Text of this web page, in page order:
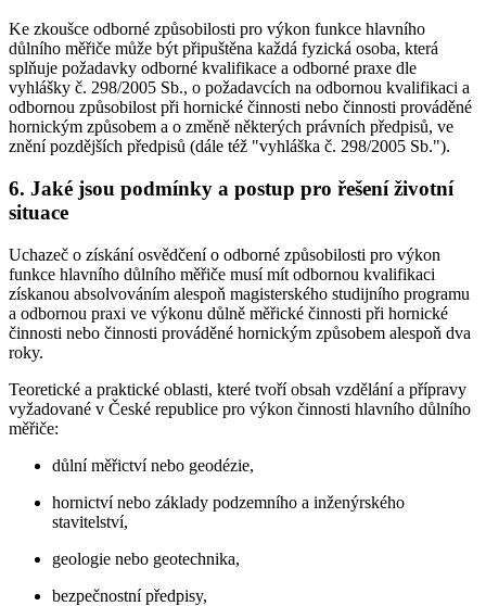
Ke zkoušce odborné způsobilosti pro výkon funkce hlavního
důlního měřiče může být připuštěna každá fyzická osoba, která
splňuje požadavky odborné kvalifikace a odborné praxe dle
vyhlášky č. 298/2005 Sb., o požadavcích na odbornou kvalifikaci a
odbornou způsobilost při hornické činnosti nebo činnosti prováděné
hornickým způsobem a o změně některých právních předpisů, ve
znění pozdějších předpisů (dále též "vyhláška č. 298/2005 Sb.").
6. Jaké jsou podmínky a postup pro řešení životní
situace
Uchazeč o získání osvědčení o odborné způsobilosti pro výkon
funkce hlavního důlního měřiče musí mít odbornou kvalifikaci
získanou absolvováním alespoň magisterského studijního programu
a odbornou praxi ve výkonu důlně měřické činnosti při hornické
činnosti nebo činnosti prováděné hornickým způsobem alespoň dva
roky.
Teoretické a praktické oblasti, které tvoří obsah vzdělání a přípravy
vyžadované v České republice pro výkon činnosti hlavního důlního
měřiče:
důlní měřictví nebo geodézie,
hornictví nebo základy podzemního a inženýrského
stavitelství,
geologie nebo geotechnika,
bezpečnostní předpisy,